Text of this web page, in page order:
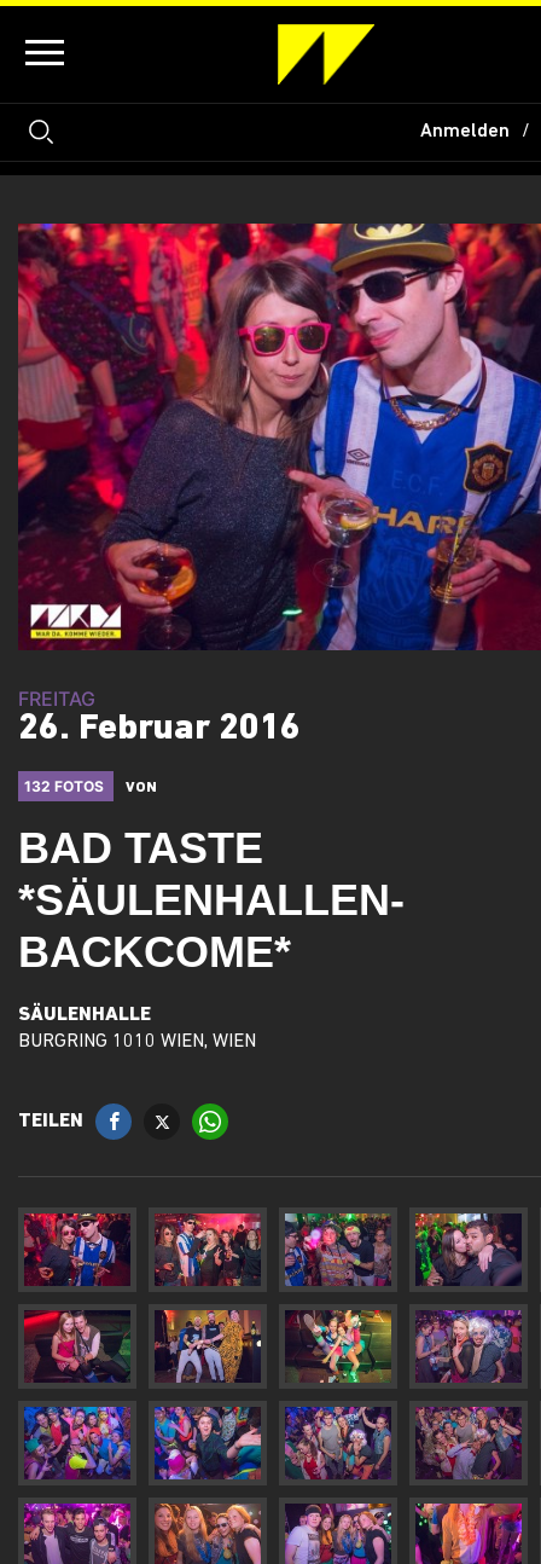
Anmelden
FREITAG
26. Februar 2016
132 FOTOS VON
BAD TASTE
*SÄULENHALLEN-
BACKCOME*
SÄULENHALLE
BURGRING 1010 WIEN, WIEN
TEILEN